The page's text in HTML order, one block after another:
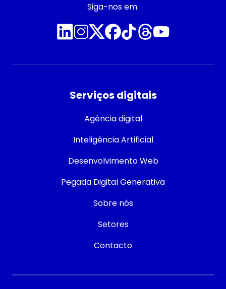
Siga-nos em:
Serviços digitais
Agência digital
Inteligência Artificial
Desenvolvimento Web
Pegada Digital Generativa
Sobre nós
Setores
Contacto